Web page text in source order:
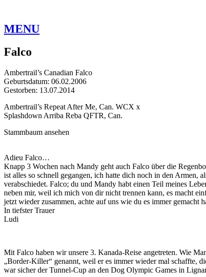
MENU
Falco
Ambertrail’s Canadian Falco
Geburtsdatum: 06.02.2006
Gestorben: 13.07.2014
Ambertrail’s Repeat After Me, Can. WCX x
Splashdown Arriba Reba QFTR, Can.
Stammbaum ansehen
Adieu Falco…
Knapp 3 Wochen nach Mandy geht auch Falco über die
ist alles so schnell gegangen, ich hatte dich noch in den
verabschiedet. Falco; du und Mandy habt einen Teil meines
neben mir, weil ich mich von dir nicht trennen kann, es macht
jetzt wieder zusammen, achte auf uns wie du es immer
In tiefster Trauer
Ludi
Mit Falco haben wir unsere 3. Kanada-Reise angetreten. Wie
„Border-Killer“ genannt, weil er es immer wieder mal schaffte,
war sicher der Tunnel-Cup an den Dog Olympic Games in